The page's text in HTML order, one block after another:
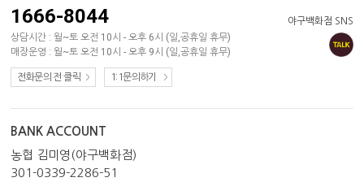
야구백화점 SNS
1666-8044
상담시간 : 월~토 오전 10시 - 오후 6시 (일,공휴일 휴무)
매장운영 : 월~토 오전 10시 - 오후 9시 (일,공휴일 휴무)
전화문의 전 클릭 1:1문의하기
BANK ACCOUNT
농협 김미영(야구백화점)
301-0339-2286-51